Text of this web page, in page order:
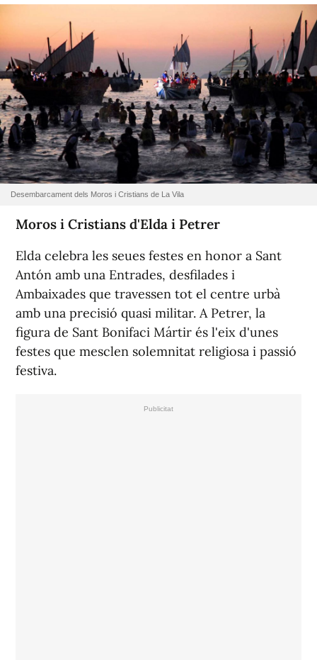
Desembarcament dels Moros i Cristians de La Vila
Moros i Cristians d'Elda i Petrer
Elda celebra les seues festes en honor a Sant
Antón amb una Entrades, desfilades i
Ambaixades que travessen tot el centre urbà
amb una precisió quasi militar. A Petrer, la
figura de Sant Bonifaci Mártir és l'eix d'unes
festes que mesclen solemnitat religiosa i passió
festiva.